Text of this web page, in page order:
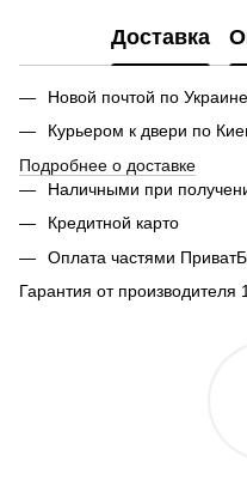
Доставка
Новой почтой по
Курьером к двери по
Подробнее о доставке
Наличными при
Кредитной карто
Оплата частями
Гарантия от производителя